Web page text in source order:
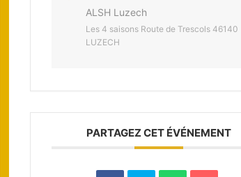
ALSH Luzech
Les 4 saisons Route de Trescols 46140
LUZECH
PARTAGEZ CET ÉVÉNEMENT